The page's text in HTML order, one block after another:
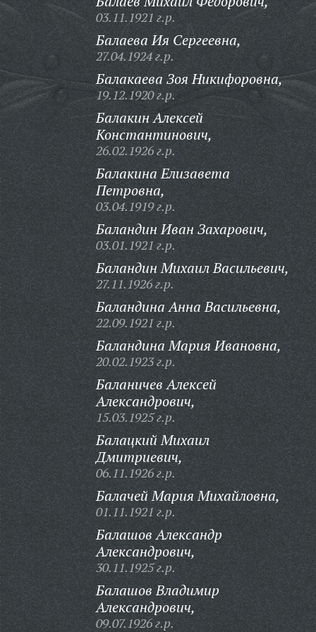
03.11.1921 г.р.
Балаева Ия Сергеевна,
27.04.1924 г.р.
Балакаева Зоя Никифоровна,
19.12.1920 г.р.
Балакин Алексей
Константинович,
26.02.1926 г.р.
Балакина Елизавета
Петровна,
03.04.1919 г.р.
Баландин Иван Захарович,
03.01.1921 г.р.
Баландин Михаил Васильевич,
27.11.1926 г.р.
Баландина Анна Васильевна,
22.09.1921 г.р.
Баландина Мария Ивановна,
20.02.1923 г.р.
Баланичев Алексей
Александрович,
15.03.1925 г.р.
Балацкий Михаил
Дмитриевич,
06.11.1926 г.р.
Балачей Мария Михайловна,
01.11.1921 г.р.
Балашов Александр
Александрович,
30.11.1925 г.р.
Балашов Владимир
Александрович,
09.07.1926 г.р.